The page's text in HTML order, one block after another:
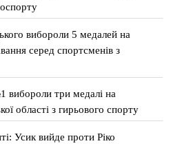
вибороли 5 медалей на
серед спортсменів з
три медалі на
області з гирьового спорту
Усик вийде проти Ріко